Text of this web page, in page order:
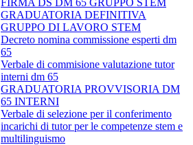
FIRMA DS DM 65 GRUPPO STEM
GRADUATORIA DEFINITIVA
GRUPPO DI LAVORO STEM
Decreto nomina commissione esperti dm
65
Verbale di commisione valutazione tutor
interni dm 65
GRADUATORIA PROVVISORIA DM
65 INTERNI
Verbale di selezione per il conferimento
incarichi di tutor per le competenze stem e
multilinguismo